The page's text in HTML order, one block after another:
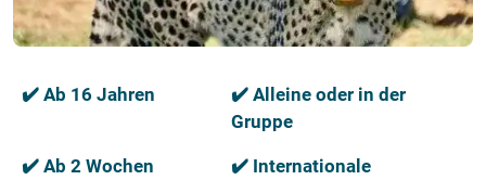
✔️ Ab 16 Jahren
✔️ Alleine oder in der
Gruppe
✔️ Ab 2 Wochen
✔️ Internationale